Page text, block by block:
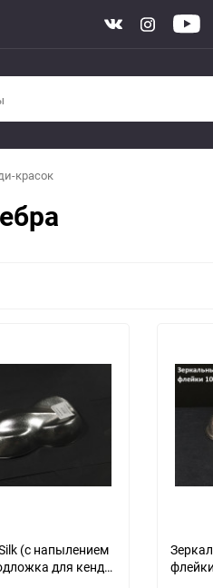
красок
(с напылением
для кенди